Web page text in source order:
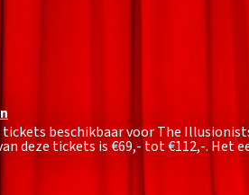
beschikbaar voor The
deze tickets is€69,- tot €112,-. Het